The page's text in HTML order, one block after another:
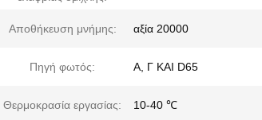
Αποθήκευση μνήμης: αξία 20000
Πηγή φωτός: Α, Γ ΚΑΙ D65
Θερμοκρασία εργασίας: 10-40 ℃